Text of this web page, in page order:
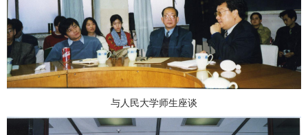
与人民大学师生座谈